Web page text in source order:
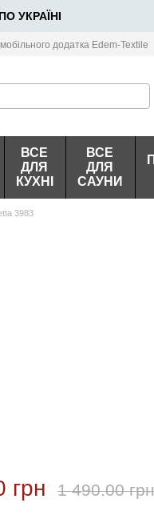
УКРАЇНІ
додатка Edem-Textile
ВСЕ
ДЛЯ
КУХНІ
ВСЕ
ДЛЯ
САУНИ
3983
грн 1 490.00 грн